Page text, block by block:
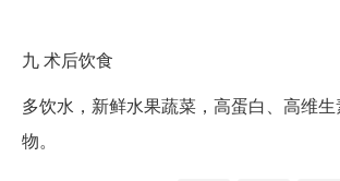
九术后饮食
多饮水，新鲜水果蔬菜，高蛋白、高维
物。